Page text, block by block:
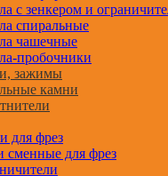
с зенкером и
спиральные
чашечные
пробочники
зажимы
камни
для фрез
для фрез